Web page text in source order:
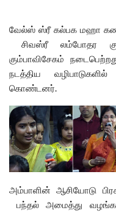
வேல்ஸ் ஸ்ரீ கல்பக மஹா
சிவஸ்ரீ லம்போதர
கும்பாவிசேகம்
நடத்திய
கொண்டனர்.
அம்பாளின் ஆசியோடு
பந்தல் அமைத்து